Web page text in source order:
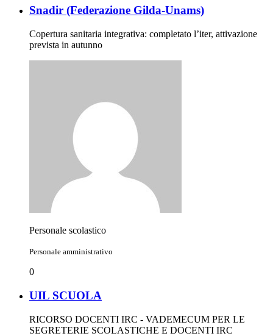
Snadir (Federazione Gilda-Unams)
Copertura sanitaria integrativa: completato l’iter, attivazione
prevista in autunno
Personale scolastico
Personale amministrativo
0
UIL SCUOLA
RICORSO DOCENTI IRC - VADEMECUM PER LE
SEGRETERIE SCOLASTICHE E DOCENTI IRC